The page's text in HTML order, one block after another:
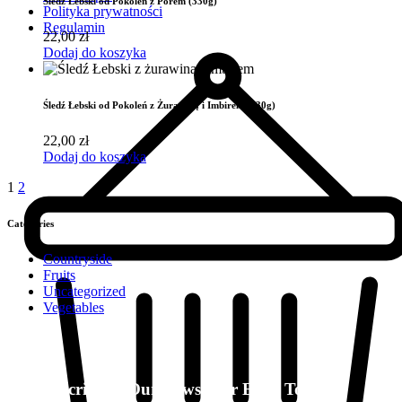
Polityka prywatności
Regulamin
22,00zł
Dodaj do koszyka
Śledź Łebski od Pokoleń z Żurawiną i Imbirem (330g)
22,00 zł
Dodaj do koszyka
1 2
Categories
Countryside
Fruits
Uncategorized
Vegetables
Subscribe to Our Newsletter Even Today.